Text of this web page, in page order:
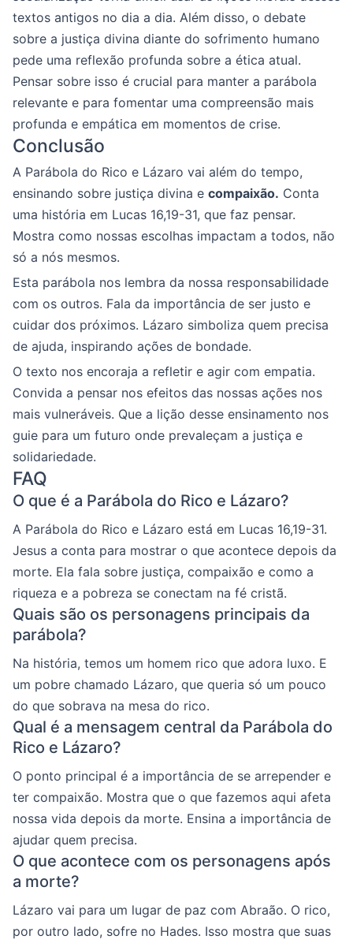
textos antigos no dia a dia. Além disso, o debate
sobre a justiça divina diante do sofrimento humano
pede uma reflexão profunda sobre a ética atual.
Pensar sobre isso é crucial para manter a parábola
relevante e para fomentar uma compreensão mais
profunda e empática em momentos de crise.
Conclusão
A Parábola do Rico e Lázaro vai além do tempo,
ensinando sobre justiça divina e compaixão. Conta
uma história em Lucas 16,19-31, que faz pensar.
Mostra como nossas escolhas impactam a todos, não
só a nós mesmos.
Esta parábola nos lembra da nossa responsabilidade
com os outros. Fala da importância de ser justo e
cuidar dos próximos. Lázaro simboliza quem precisa
de ajuda, inspirando ações de bondade.
O texto nos encoraja a refletir e agir com empatia.
Convida a pensar nos efeitos das nossas ações nos
mais vulneráveis. Que a lição desse ensinamento nos
guie para um futuro onde prevaleçam a justiça e
solidariedade.
FAQ
O que é a Parábola do Rico e Lázaro?
A Parábola do Rico e Lázaro está em Lucas 16,19-31.
Jesus a conta para mostrar o que acontece depois da
morte. Ela fala sobre justiça, compaixão e como a
riqueza e a pobreza se conectam na fé cristã.
Quais são os personagens principais da
parábola?
Na história, temos um homem rico que adora luxo. E
um pobre chamado Lázaro, que queria só um pouco
do que sobrava na mesa do rico.
Qual é a mensagem central da Parábola do
Rico e Lázaro?
O ponto principal é a importância de se arrepender e
ter compaixão. Mostra que o que fazemos aqui afeta
nossa vida depois da morte. Ensina a importância de
ajudar quem precisa.
O que acontece com os personagens após
a morte?
Lázaro vai para um lugar de paz com Abraão. O rico,
por outro lado, sofre no Hades. Isso mostra que suas